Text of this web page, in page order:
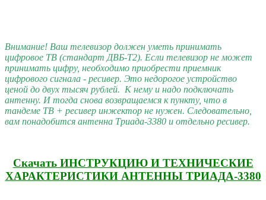
Внимание! Ваш телевизор должен уметь принимать
цифровое ТВ (стандарт ДВБ-T2). Если телевизор не может
принимать цифру, необходимо приобрести приемник
цифрового сигнала - ресивер. Это недорогое устройство
ценой до двух тысяч рублей. К нему и надо подключать
антенну. И тогда снова возвращаемся к пункту, что в
тандеме ТВ + ресивер инжектор не нужен. Следовательно,
вам понадобится антенна Триада-3380 и отдельно ресивер.
Скачать ИНСТРУКЦИЮ И ТЕХНИЧЕСКИЕ
ХАРАКТЕРИСТИКИ АНТЕННЫ ТРИАДА-3380